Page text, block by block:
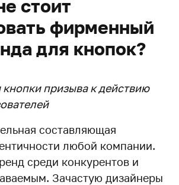
стоит
фирменный
для кнопок?
призыва к действию
составляющая
любой компании.
среди конкурентов и
Зачастую дизайнеры